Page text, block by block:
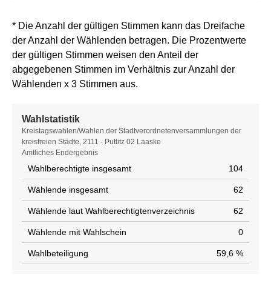
* Die Anzahl der gültigen Stimmen kann das Dreifache
der Anzahl der Wählenden betragen. Die Prozentwerte
der gültigen Stimmen weisen den Anteil der
abgegebenen Stimmen im Verhältnis zur Anzahl der
Wählenden x 3 Stimmen aus.
Wahlstatistik
Wahlstatistik
Kreistagswahlen/Wahlen der Stadtverordnetenversammlungen der
kreisfreien Städte, 2111 - Putlitz 02 Laaske
Amtliches Endergebnis
Wahlberechtigte insgesamt 104
Wählende insgesamt 62
Wählende laut Wahlberechtigtenverzeichnis 62
Wählende mit Wahlschein 0
Wahlbeteiligung 59,6 %